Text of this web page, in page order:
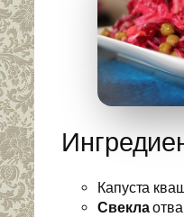
Капуста
Свекла